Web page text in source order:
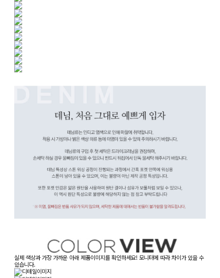
실제 색상과 가장 가까운 아래 제품이미지를 확인하세요! 모니터에 따라 차이가 있을 수
있습니다.